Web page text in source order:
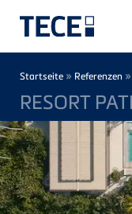
Startseite » Referenzen »
RESORT